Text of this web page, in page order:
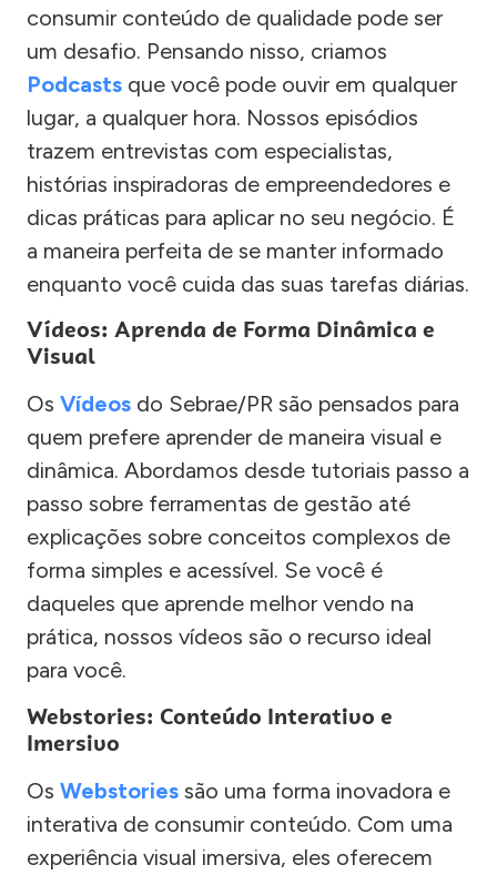
consumir conteúdo de qualidade pode ser
um desafio. Pensando nisso, criamos
Podcasts que você pode ouvir em qualquer
lugar, a qualquer hora. Nossos episódios
trazem entrevistas com especialistas,
histórias inspiradoras de empreendedores e
dicas práticas para aplicar no seu negócio. É
a maneira perfeita de se manter informado
enquanto você cuida das suas tarefas diárias.
Vídeos: Aprenda de Forma Dinâmica e
Visual
Os Vídeos do Sebrae/PR são pensados para
quem prefere aprender de maneira visual e
dinâmica. Abordamos desde tutoriais passo a
passo sobre ferramentas de gestão até
explicações sobre conceitos complexos de
forma simples e acessível. Se você é
daqueles que aprende melhor vendo na
prática, nossos vídeos são o recurso ideal
para você.
Webstories: Conteúdo Interativo e
Imersivo
Os Webstories são uma forma inovadora e
interativa de consumir conteúdo. Com uma
experiência visual imersiva, eles oferecem